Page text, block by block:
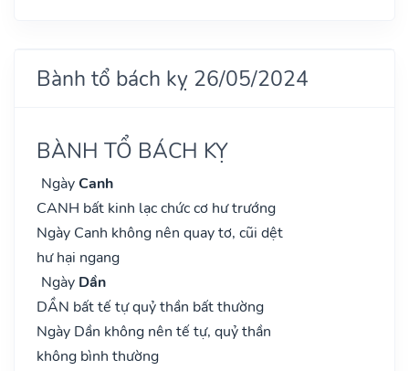
Bành tổ bách kỵ 26/05/2024
BÀNH TỔ BÁCH KỴ
NgàyCanh
CANH bất kinh lạc chức cơ hư trướng
Ngày Canh không nên quay tơ, cũi dệt
hư hại ngang
Ngày Dần
DẦN bất tế tự quỷ thần bất thường
Ngày Dần không nên tế tự, quỷ thần
không bình thường